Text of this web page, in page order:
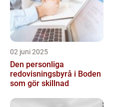
02 juni 2025
Den personliga
redovisningsbyrå i Boden
som gör skillnad